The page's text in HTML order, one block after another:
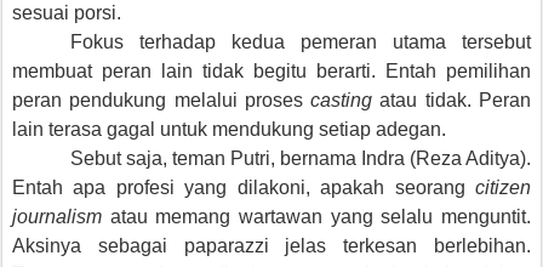
sesuai porsi.
Fokus terhadap kedua pemeran utama tersebut
membuat peran lain tidak begitu berarti. Entah pemilihan
peran pendukung melalui prosescasting atau tidak. Peran
lain terasa gagal untuk mendukung setiap adegan.
Sebut saja, teman Putri, bernama Indra (Reza Aditya).
Entah apa profesi yang dilakoni, apakah seorang citizen
journalism atau memang wartawan yang selalu menguntit.
Aksinya sebagai paparazzi jelas terkesan berlebihan.